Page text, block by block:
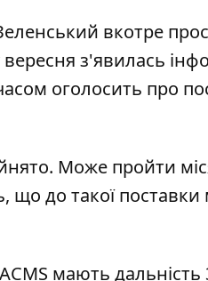
вкотре
з'явилась
оголосить про
Може пройти
що до такої поставки
мають дальність